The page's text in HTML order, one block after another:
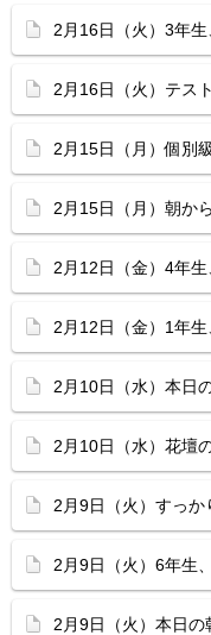
2月16日（火）3年
2月16日（火）テス
2月15日（月）個別
2月15日（月）朝か
2月12日（金）4年
2月12日（金）1年
2月10日（水）本日
2月10日（水）花壇
2月9日（火）すっ
2月9日（火）6年生
2月9日（火）本日の